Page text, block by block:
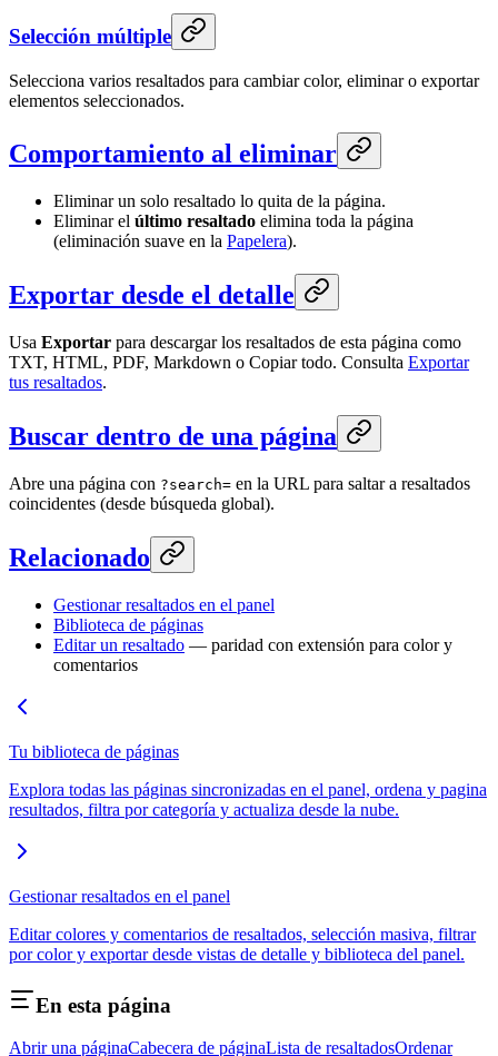
Selección múltiple
Selecciona varios resaltados para cambiar color, eliminar o exportar
elementos seleccionados.
Comportamiento al eliminar
Eliminar un solo resaltado lo quita de la página.
Eliminar el último resaltado elimina toda la página
(eliminación suave en la Papelera).
Exportar desde el detalle
Usa Exportar para descargar los resaltados de esta página como
TXT, HTML, PDF, Markdown o Copiar todo. Consulta Exportar
tus resaltados.
Buscar dentro de una página
Abre una página con ?search= en la URL para saltar a resaltados
coincidentes (desde búsqueda global).
Relacionado
Gestionar resaltados en el panel
Biblioteca de páginas
Editar un resaltado — paridad con extensión para color y
comentarios
Tu biblioteca de páginas
Explora todas las páginas sincronizadas en el panel, ordena y pagina
resultados, filtra por categoría y actualiza desde la nube.
Gestionar resaltados en el panel
Editar colores y comentarios de resaltados, selección masiva, filtrar
por color y exportar desde vistas de detalle y biblioteca del panel.
En esta página
Abrir una páginaCabecera de páginaLista de resaltadosOrdenar